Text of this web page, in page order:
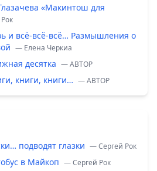
«Макинтош для
и всё-всё-всё… Размышления о
— Елена Черкиа
десятка — ABTOP
книги, книги… — ABTOP
подводят глазки — Сергей Рок
в Майкоп — Сергей Рок